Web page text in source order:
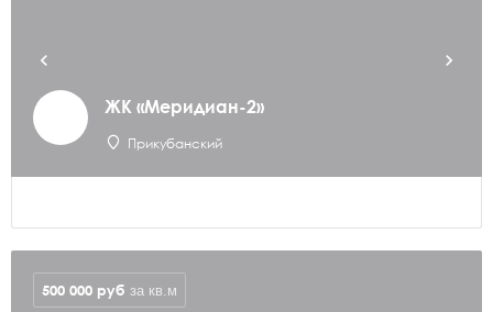
ЖК «Меридиан-2»
Прикубанский
500 000 руб за кв.м